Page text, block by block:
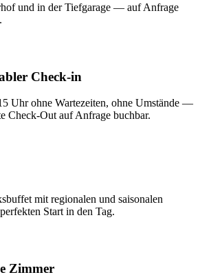
und in der Tiefgarage — auf Anfrage
Check-in
Uhr ohne Wartezeiten, ohne Umstände —
Check-Out auf Anfrage buchbar.
mit regionalen und saisonalen
Start in den Tag.
Zimmer